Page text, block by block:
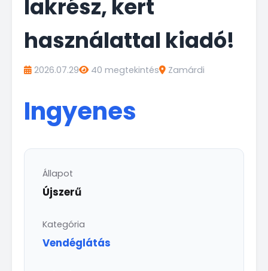
lakrész, kert
használattal kiadó!
2026.07.29 40 megtekintés Zamárdi
Ingyenes
Állapot
Újszerű
Kategória
Vendéglátás